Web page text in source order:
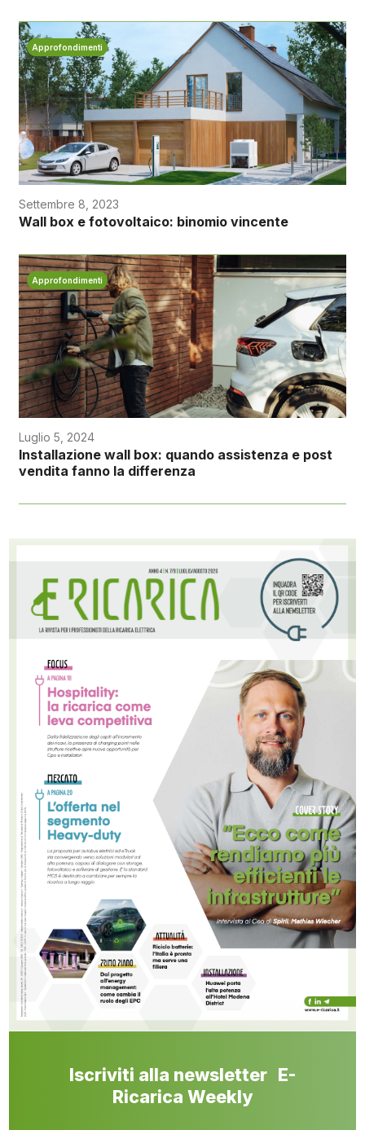
Approfondimenti
Settembre 8, 2023
Wall box e fotovoltaico: binomio vincente
Approfondimenti
Luglio 5, 2024
Installazione wall box: quando assistenza e post
vendita fanno la differenza
Iscriviti alla newsletter E-
Ricarica Weekly